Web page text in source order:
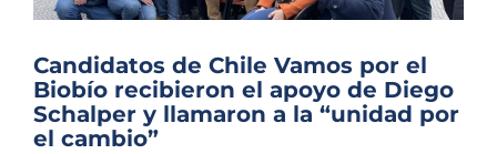
Reportajes
Columnas
Música Clásica
Candidatos de Chile Vamos por el
Biobío recibieron el apoyo de Diego
Schalper y llamaron a la “unidad por
el cambio”